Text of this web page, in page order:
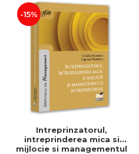
-15%
Intreprinzatorul,
intreprinderea mica si
mijlocie si managementul